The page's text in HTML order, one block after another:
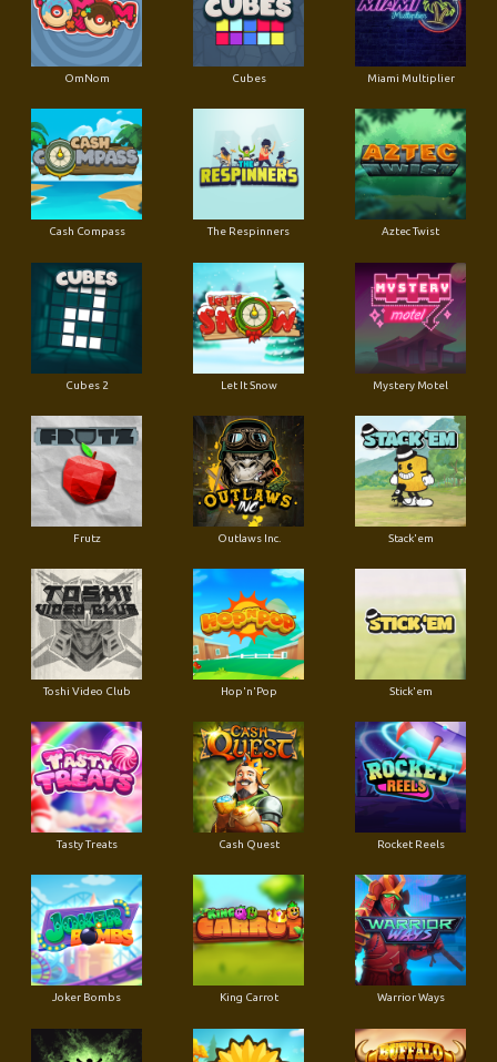
OmNom Cubes Miami Multiplier
Cash Compass The Respinners Aztec Twist
Cubes 2 Let It Snow Mystery Motel
Frutz Outlaws Inc. Stack'em
Toshi Video Club Hop'n'Pop Stick'em
Tasty Treats Cash Quest Rocket Reels
Joker Bombs King Carrot Warrior Ways